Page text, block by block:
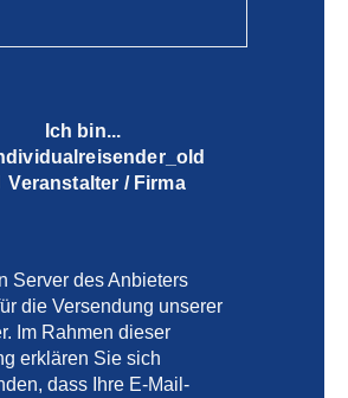
Ich bin...
Veranstalter / Firma
Server des Anbieters
die Versendung unserer
Im Rahmen dieser
erklären Sie sich
dass Ihre E-Mail-